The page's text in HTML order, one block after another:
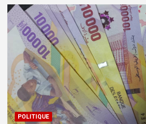
POLITIQUE